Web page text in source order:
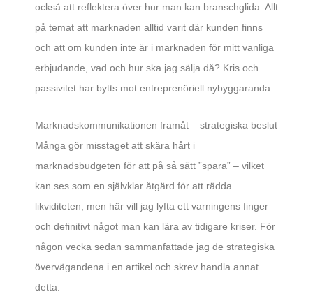
också att reflektera över hur man kan branschglida. Allt
på temat att marknaden alltid varit där kunden finns
och att om kunden inte är i marknaden för mitt vanliga
erbjudande, vad och hur ska jag sälja då? Kris och
passivitet har bytts mot entreprenöriell nybyggaranda.
Marknadskommunikationen framåt – strategiska beslut
Många gör misstaget att skära hårt i
marknadsbudgeten för att på så sätt ”spara” – vilket
kan ses som en självklar åtgärd för att rädda
likviditeten, men här vill jag lyfta ett varningens finger –
och definitivt något man kan lära av tidigare kriser. För
någon vecka sedan sammanfattade jag de strategiska
övervägandena i en artikel och skrev handla annat
detta: